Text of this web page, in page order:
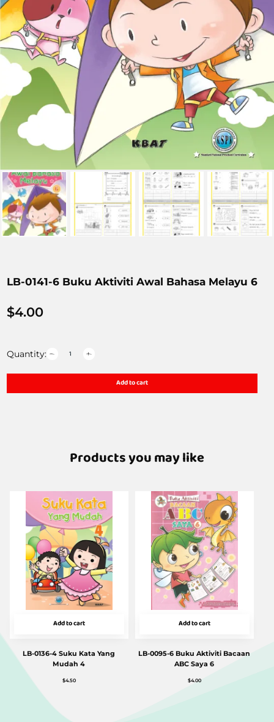
LB-0141-6 Buku Aktiviti Awal Bahasa Melayu 6
$4.00
Quantity:
Add to cart
Products you may like
Add to cart
LB-0136-4 Suku Kata Yang
Mudah 4
$4.50
Add to cart
LB-0095-6 Buku Aktiviti Bacaan
ABC Saya 6
$4.00